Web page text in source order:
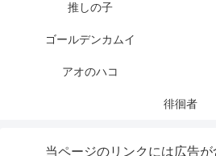
推しの子
ゴールデンカムイ
アオのハコ
徘徊者
当ページのリンクには広告が